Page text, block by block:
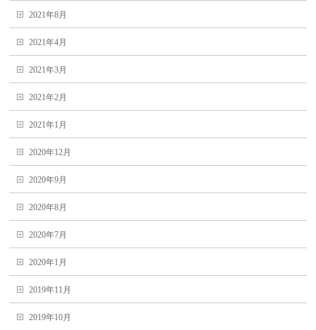
2021年8月
2021年4月
2021年3月
2021年2月
2021年1月
2020年12月
2020年9月
2020年8月
2020年7月
2020年1月
2019年11月
2019年10月